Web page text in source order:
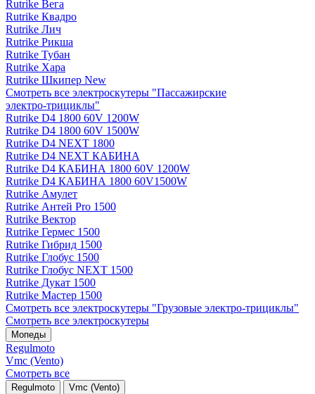
Rutrike Вега
Rutrike Квадро
Rutrike Лич
Rutrike Рикша
Rutrike Тубан
Rutrike Хара
Rutrike Шкипер New
Смотреть все электро­скутеры "Пассажирские
электро‑трициклы"
Rutrike D4 1800 60V 1200W
Rutrike D4 1800 60V 1500W
Rutrike D4 NEXT 1800
Rutrike D4 NEXT КАБИНА
Rutrike D4 КАБИНА 1800 60V 1200W
Rutrike D4 КАБИНА 1800 60V1500W
Rutrike Амулет
Rutrike Антей Pro 1500
Rutrike Вектор
Rutrike Гермес 1500
Rutrike Гибрид 1500
Rutrike Глобус 1500
Rutrike Глобус NEXT 1500
Rutrike Дукат 1500
Rutrike Мастер 1500
Смотреть все электро­скутеры "Грузовые электро‑трициклы"
Смотреть все электро­скутеры
Мопеды
Regulmoto
Vmc (Vento)
Смотреть все
Regulmoto Vmc (Vento)